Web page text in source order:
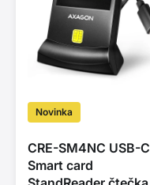
Novinka
CRE-SM4NC USB-C
Smart card